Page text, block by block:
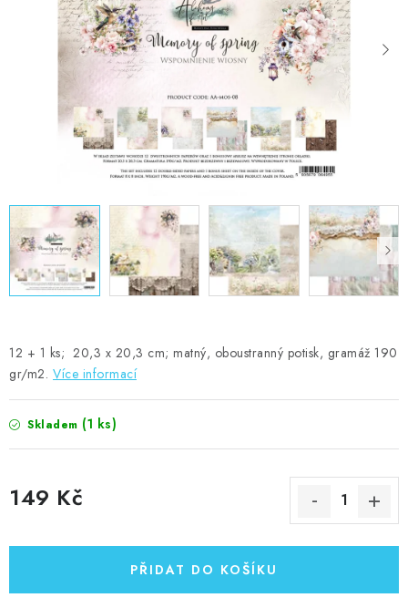
ZNAČKY
Doprava Moje objednávka
Hodnocení obchodu
Obchodní podmínky
Podmínky ochrany osobních údajů
Ověřování recenzí
12 + 1 ks; 20,3 x 20,3 cm; matný, oboustranný potisk, gramáž 190
gr/m2. Více informací
Skladem (1 ks)
149 Kč
PŘIDAT DO KOŠÍKU